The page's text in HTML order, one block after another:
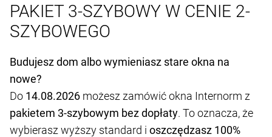
PAKIET 3-SZYBOWY W CENIE 2-
SZYBOWEGO
Budujesz dom albo wymieniasz stare okna na
nowe?
Do 14.08.2026 możesz zamówić okna Internorm z
pakietem 3-szybowym bez dopłaty. To oznacza, że
wybierasz wyższy standard i oszczędzasz 100%